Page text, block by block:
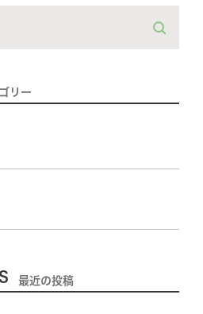
リー
最近の投稿